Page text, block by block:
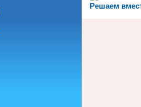
Решаем